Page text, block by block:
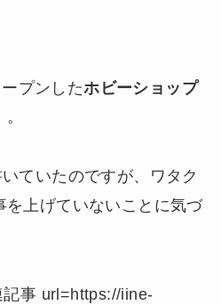
プンしたホビーショップ
。
ていたのですが、ワタク
を上げていないことに気づ
事 url=https://iine-